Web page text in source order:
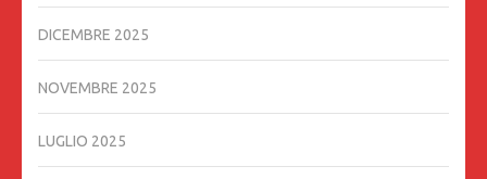
DICEMBRE 2025
NOVEMBRE 2025
LUGLIO 2025